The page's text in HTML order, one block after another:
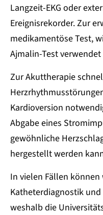
Langzeit-EKG oder
Ereignisrekorder. Zur
medikamentöse Test,
Ajmalin-Test
Zur Akuttherapie
Kardioversion
Abgabe eines
gewöhnliche
hergestellt werden
In vielen Fällen
Katheterdiagnostik
weshalb die